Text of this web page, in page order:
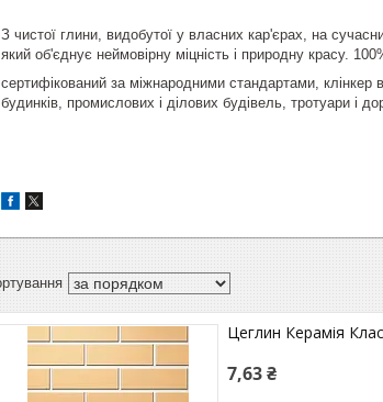
З чистої глини, видобутої у власних кар'єрах, на
який об'єднує неймовірну міцність і природну красу.
сертифікований за міжнародними стандартами,
будинків, промислових і ділових будівель, тротуари і
Цеглин Керамія
7,63 ₴